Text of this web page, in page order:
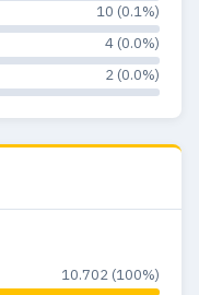
10 (0.1%)
4 (0.0%)
2 (0.0%)
10.702 (100%)